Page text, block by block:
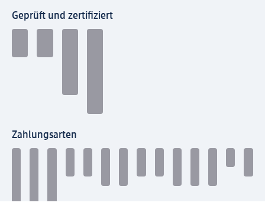
Geprüft und zertifiziert
Zahlungsarten